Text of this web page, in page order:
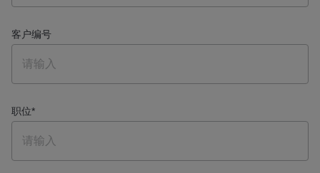
客户编号
职位*